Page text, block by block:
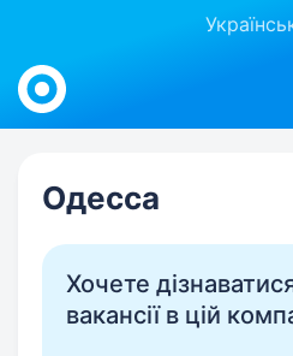
Work.ua
Одесса
Хочете
вакансії в цій